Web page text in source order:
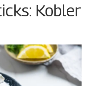
Kobler